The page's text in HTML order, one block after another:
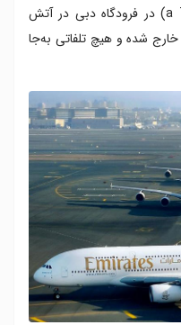
که طی آن هواپیمای «ای ۷۷۷» (a 777) در فرودگاه دبی در آتش
شده و هیچ تلفاتی به‌جا